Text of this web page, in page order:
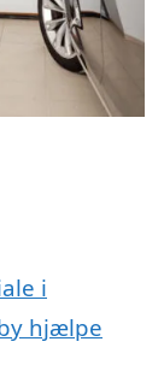
i
hjælpe